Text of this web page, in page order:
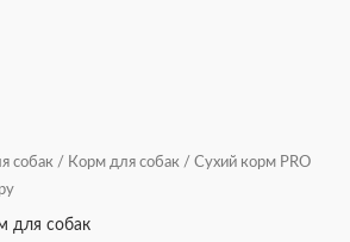
собак / Корм для собак / Сухий корм PRO
для собак